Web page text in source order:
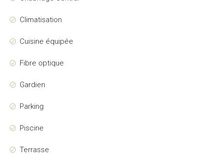
Climatisation
Cuisine équipée
Fibre optique
Gardien
Parking
Piscine
Terrasse